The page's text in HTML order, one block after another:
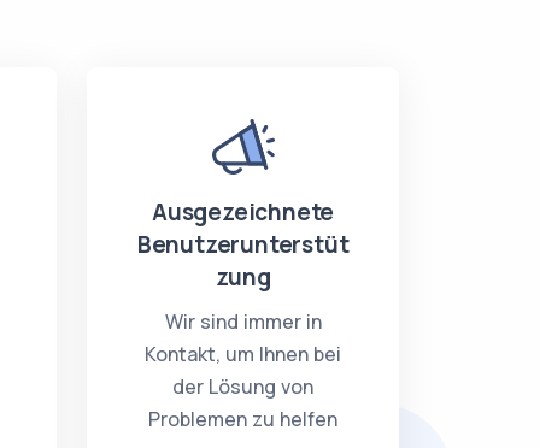
Ausgezeichnete
Benutzerunterstüt
zung
Wir sind immer in
Kontakt, um Ihnen bei
der Lösung von
Problemen zu helfen